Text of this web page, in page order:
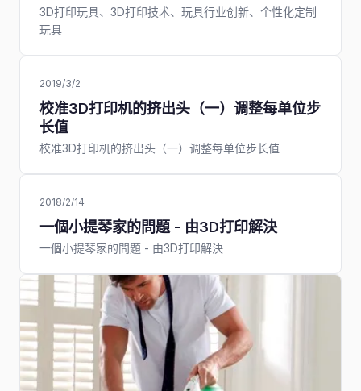
3D打印玩具、3D打印技术、玩具行业创新、个性化定制
玩具
2019/3/2
校准3D打印机的挤出头（一）调整每单位步
长值
校准3D打印机的挤出头（一）调整每单位步长值
2018/2/14
一個小提琴家的問題 - 由3D打印解決
一個小提琴家的問題 - 由3D打印解決